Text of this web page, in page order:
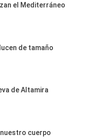
el Mediterráneo
de tamaño
de Altamira
cuerpo